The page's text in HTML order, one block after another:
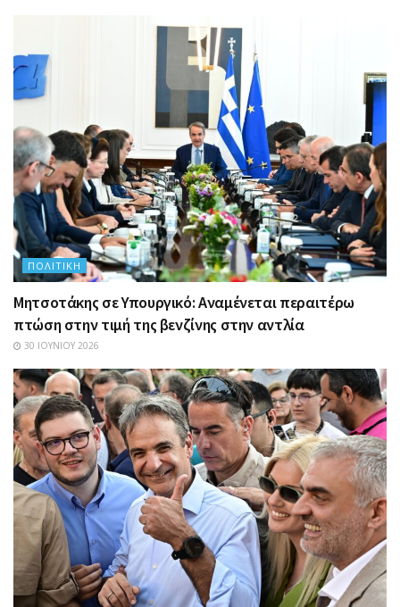
ΠΟΛΙΤΙΚΉ
Μητσοτάκης σε Υπουργικό: Αναμένεται περαιτέρω
πτώση στην τιμή της βενζίνης στην αντλία
30 ΙΟΥΝΊΟΥ 2026